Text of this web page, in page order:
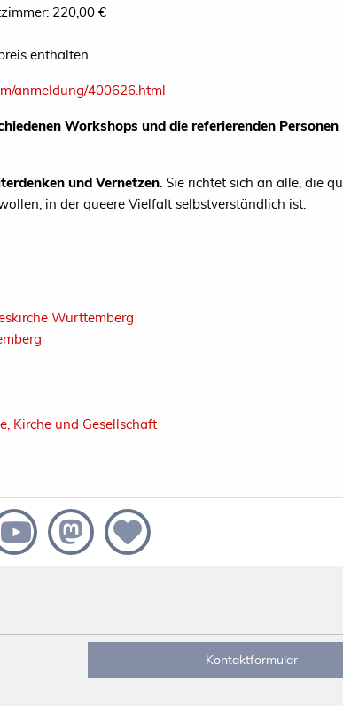
220,00 €
enthalten.
anmeldung/400626.html
Workshops und die referierenden Personen
und Vernetzen . Sie richtet sich an alle, die
in der queere Vielfalt selbstverständlich ist.
Württemberg
Kirche und Gesellschaft
Kontaktformular